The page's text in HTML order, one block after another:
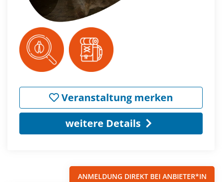
Veranstaltung merken
weitere Details
ANMELDUNG DIREKT BEI ANBIETER*IN